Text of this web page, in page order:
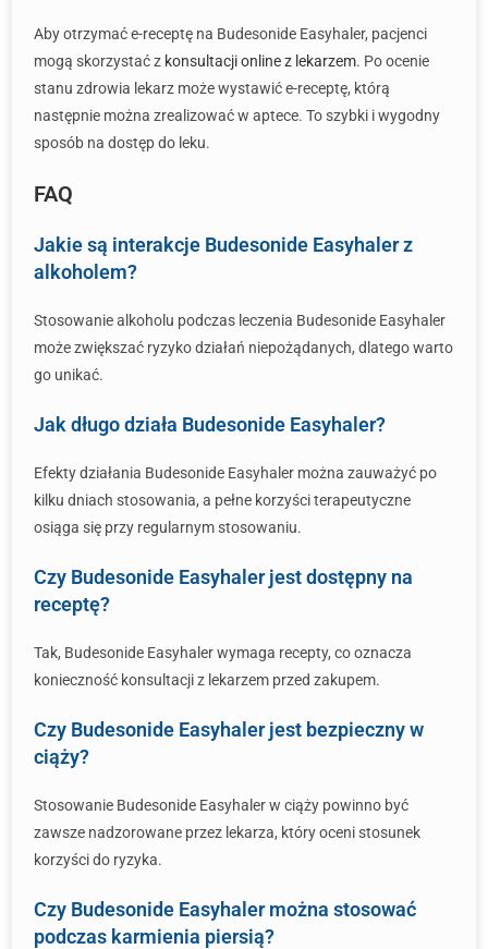
Aby otrzymać e-receptę na Budesonide Easyhaler, pacjenci
mogą skorzystać z konsultacji online z lekarzem. Po ocenie
stanu zdrowia lekarz może wystawić e-receptę, którą
następnie można zrealizować w aptece. To szybki i wygodny
sposób na dostęp do leku.
FAQ
Jakie są interakcje Budesonide Easyhaler z
alkoholem?
Stosowanie alkoholu podczas leczenia Budesonide Easyhaler
może zwiększać ryzyko działań niepożądanych, dlatego warto
go unikać.
Jak długo działa Budesonide Easyhaler?
Efekty działania Budesonide Easyhaler można zauważyć po
kilku dniach stosowania, a pełne korzyści terapeutyczne
osiąga się przy regularnym stosowaniu.
Czy Budesonide Easyhaler jest dostępny na
receptę?
Tak, Budesonide Easyhaler wymaga recepty, co oznacza
konieczność konsultacji z lekarzem przed zakupem.
Czy Budesonide Easyhaler jest bezpieczny w
ciąży?
Stosowanie Budesonide Easyhaler w ciąży powinno być
zawsze nadzorowane przez lekarza, który oceni stosunek
korzyści do ryzyka.
Czy Budesonide Easyhaler można stosować
podczas karmienia piersią?